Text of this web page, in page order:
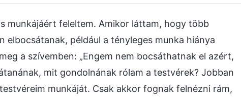
munkájáért feleltem. Amikor láttam, hogy több
például a tényleges munka hiánya
a szívemben: „Engem nem bocsáthatnak el azért,
mit gondolnának rólam a testvérek? Jobban
munkáját. Csak akkor fognak felnézni rám,